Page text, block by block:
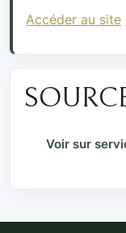
Accéder au site
Voir sur